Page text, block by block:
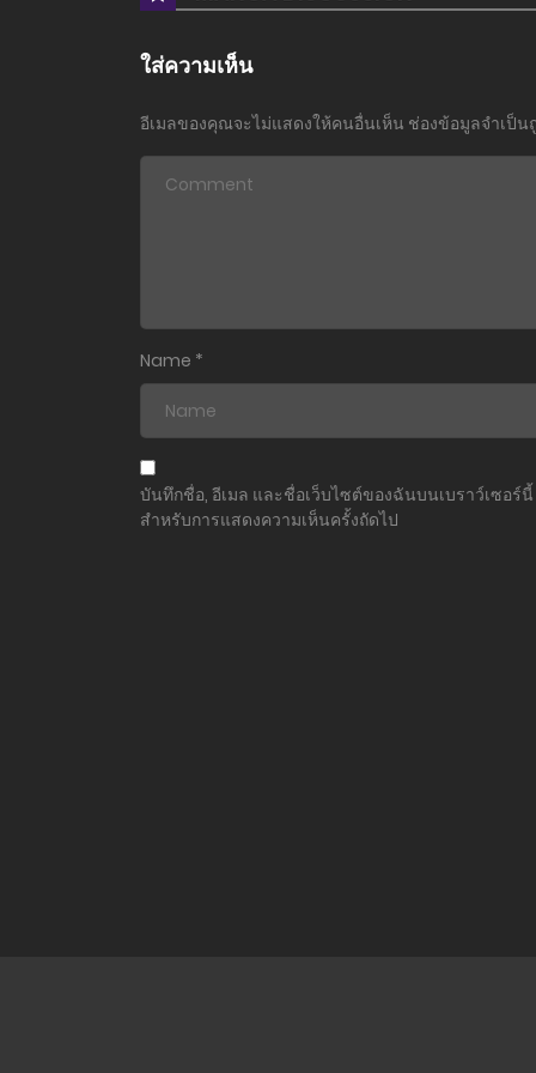
ใส่ความเห็น
อีเมลของคุณจะไม่แสดงให้คนอื่นเห็น ช่องข้อมูลจำเป็น
Name *
บันทึกชื่อ, อีเมล และชื่อเว็บไซต์ของฉันบนเบราว์เซอร์นี้
สำหรับการแสดงความเห็นครั้งถัดไป